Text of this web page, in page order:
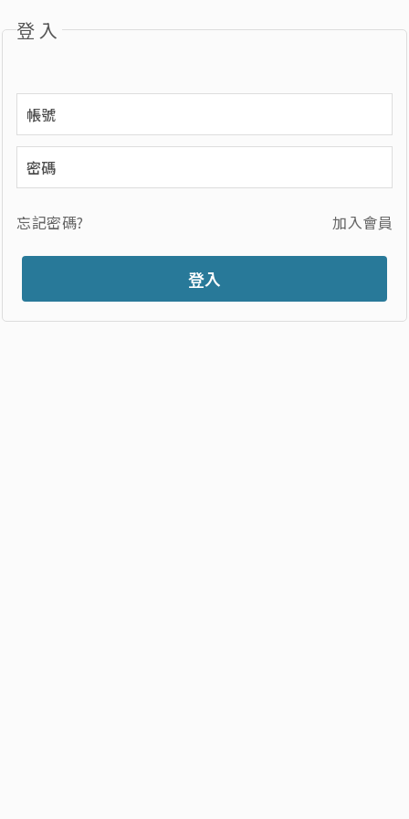
登入
忘記密碼? 加入會員